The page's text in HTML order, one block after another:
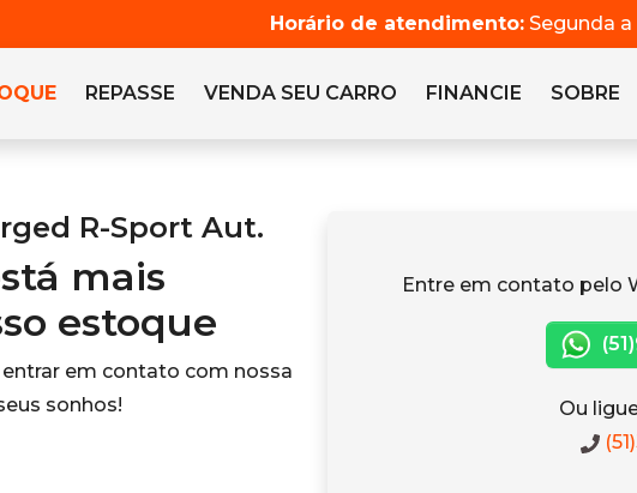
Horário de atendimento: Segunda a
REPASSE VENDA SEU CARRO FINANCIE SOBRE
R-Sport Aut.
mais
estoque
em contato com nossa
sonhos!
Entre em contato pelo
Ou